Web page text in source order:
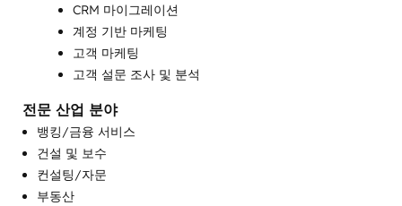
CRM 마이그레이션
계정 기반 마케팅
고객 마케팅
고객 설문 조사 및 분석
고객 지원 교육
기술 자료 개발
대화형 마케팅
맞춤형 API 통합
전문 산업 분야
뱅킹/금융 서비스
건설 및 보수
컨설팅/자문
부동산